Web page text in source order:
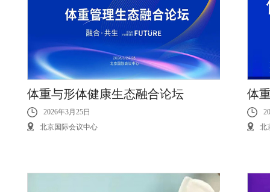
体重与形体健康生态融合论坛
2026年3月25日
北京国际会议中心
体
北